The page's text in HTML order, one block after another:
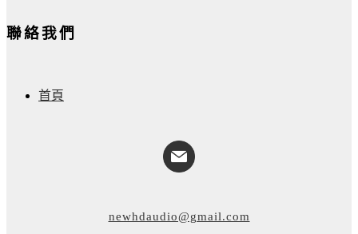
聯絡我們
首頁
newhdaudio@gmail.com